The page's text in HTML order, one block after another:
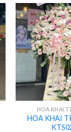
HOA KHAI
HOA KHAI